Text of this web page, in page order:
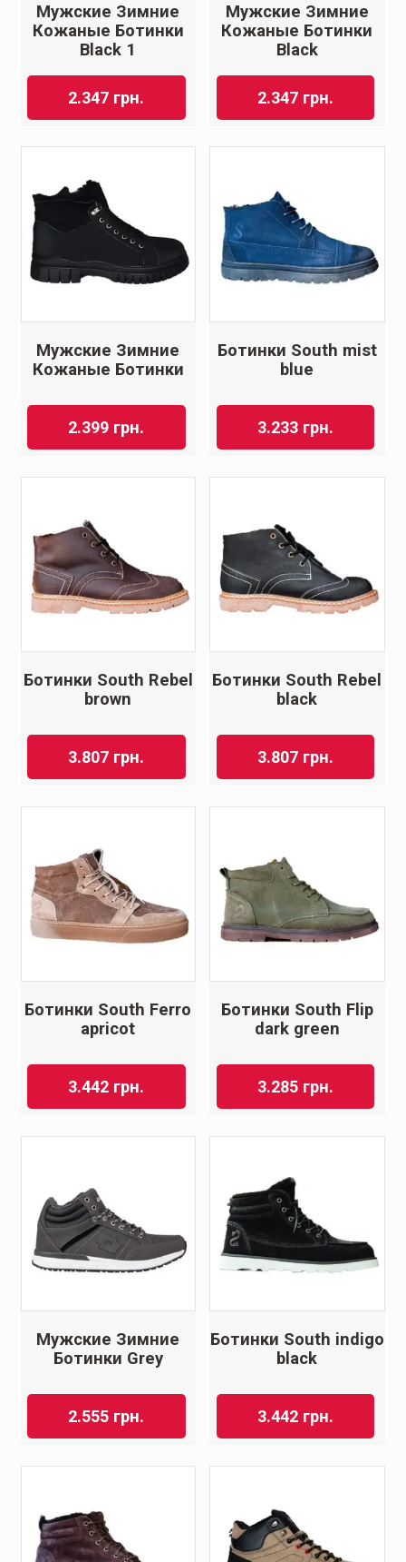
Мужские Зимние
Кожаные Ботинки
Black 1
2.347 грн.
Мужские Зимние
Кожаные Ботинки
Black
2.347 грн.
Мужские Зимние
Кожаные Ботинки
2.399 грн.
Ботинки South mist
blue
3.233 грн.
Ботинки South Rebel
brown
3.807 грн.
Ботинки South Rebel
black
3.807 грн.
Ботинки South Ferro
apricot
3.442 грн.
Ботинки South Flip
dark green
3.285 грн.
Мужские Зимние
Ботинки Grey
2.555 грн.
Ботинки South indigo
black
3.442 грн.